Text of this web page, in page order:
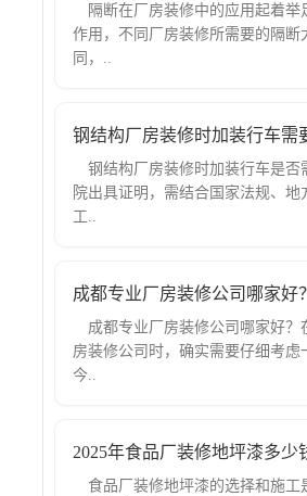
隔断在厂房装修中的应用起着举
作用，不同厂房装修所需要的隔断
同，..
钢结构厂房装修时加装行车是否
院出具证明，需结合国家法规、地
工..
成都专业厂房装修公司哪家好？
成都专业厂房装修公司哪家好？
房装修公司时，确实需要仔细考虑
今..
食品厂装修地坪漆的选择和施工